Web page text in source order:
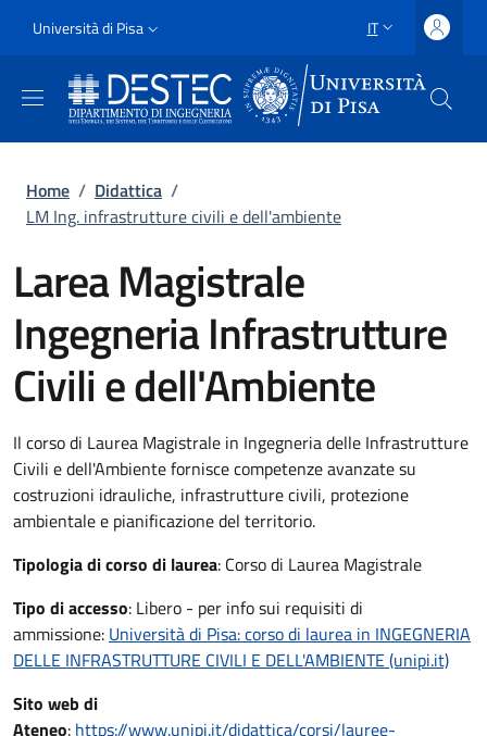
Slim
Università di Pisa SELETTORE
IT
Briciole di pane
Home / Didattica /
LM Ing. infrastrutture civili e dell'ambiente
Larea Magistrale
Ingegneria Infrastrutture
Civili e dell'Ambiente
Il corso di Laurea Magistrale in Ingegneria delle Infrastrutture
Civili e dell'Ambiente fornisce competenze avanzate su
costruzioni idrauliche, infrastrutture civili, protezione
ambientale e pianificazione del territorio.
Tipologia di corso di laurea: Corso di Laurea Magistrale
Tipo di accesso: Libero - per info sui requisiti di
ammissione: Università di Pisa: corso di laurea in INGEGNERIA
DELLE INFRASTRUTTURE CIVILI E DELL'AMBIENTE (unipi.it)
Sito web di
Ateneo: https://www.unipi.it/didattica/corsi/lauree-